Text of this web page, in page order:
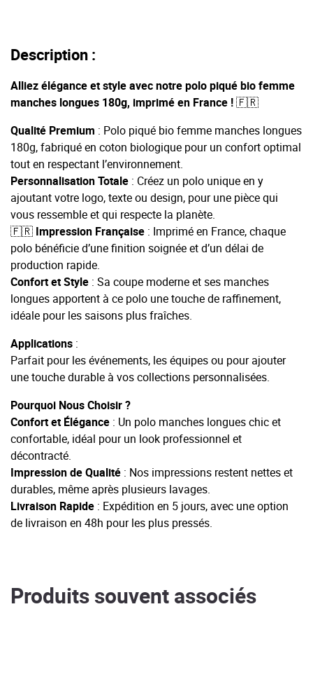
Description :
Alliez élégance et style avec notre polo piqué bio femme
manches longues 180g, imprimé en France ! 🇫🇷
Qualité Premium : Polo piqué bio femme manches longues
180g, fabriqué en coton biologique pour un confort optimal
tout en respectant l’environnement.
Personnalisation Totale : Créez un polo unique en y
ajoutant votre logo, texte ou design, pour une pièce qui
vous ressemble et qui respecte la planète.
🇫🇷 Impression Française : Imprimé en France, chaque
polo bénéficie d’une finition soignée et d’un délai de
production rapide.
Confort et Style : Sa coupe moderne et ses manches
longues apportent à ce polo une touche de raffinement,
idéale pour les saisons plus fraîches.
Applications :
Parfait pour les événements, les équipes ou pour ajouter
une touche durable à vos collections personnalisées.
Pourquoi Nous Choisir ?
Confort et Élégance : Un polo manches longues chic et
confortable, idéal pour un look professionnel et
décontracté.
Impression de Qualité : Nos impressions restent nettes et
durables, même après plusieurs lavages.
Livraison Rapide : Expédition en 5 jours, avec une option
de livraison en 48h pour les plus pressés.
Produits souvent associés